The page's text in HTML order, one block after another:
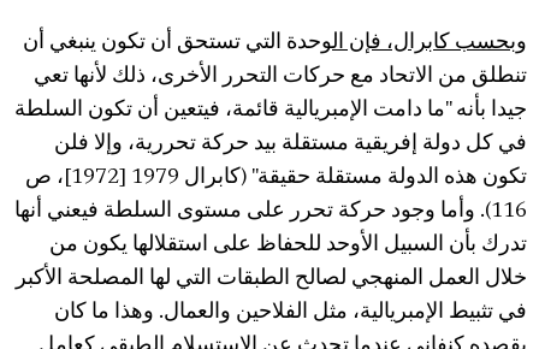
وبحسب كابرال، فإن الوحدة التي تستحق أن تكون ينبغي أن
تنطلق من الاتحاد مع حركات التحرر الأخرى، ذلك لأنها تعي
جيدا بأنه "ما دامت الإمبريالية قائمة، فيتعين أن تكون السلطة
في كل دولة إفريقية مستقلة بيد حركة تحررية، وإلا فلن
تكون هذه الدولة مستقلة حقيقة" (كابرال 1979 [1972]، ص
116). وأما وجود حركة تحرر على مستوى السلطة فيعني أنها
تدرك بأن السبيل الأوحد للحفاظ على استقلالها يكون من
خلال العمل المنهجي لصالح الطبقات التي لها المصلحة الأكبر
في تثبيط الإمبريالية، مثل الفلاحين والعمال. وهذا ما كان